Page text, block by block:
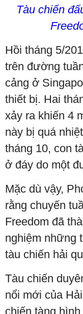
Tàu chiến
Hồi tháng 5/
trên đường
cảng ở
thiết bị. Hai
xảy ra khiến 4
này bị quá
tháng 10, con
ở đáy do một
Mặc dù vậy,
rằng chuyến
Freedom đã
nghiệm những
tàu chiến hải
Tàu chiến
nổi mới của
chiến tàng